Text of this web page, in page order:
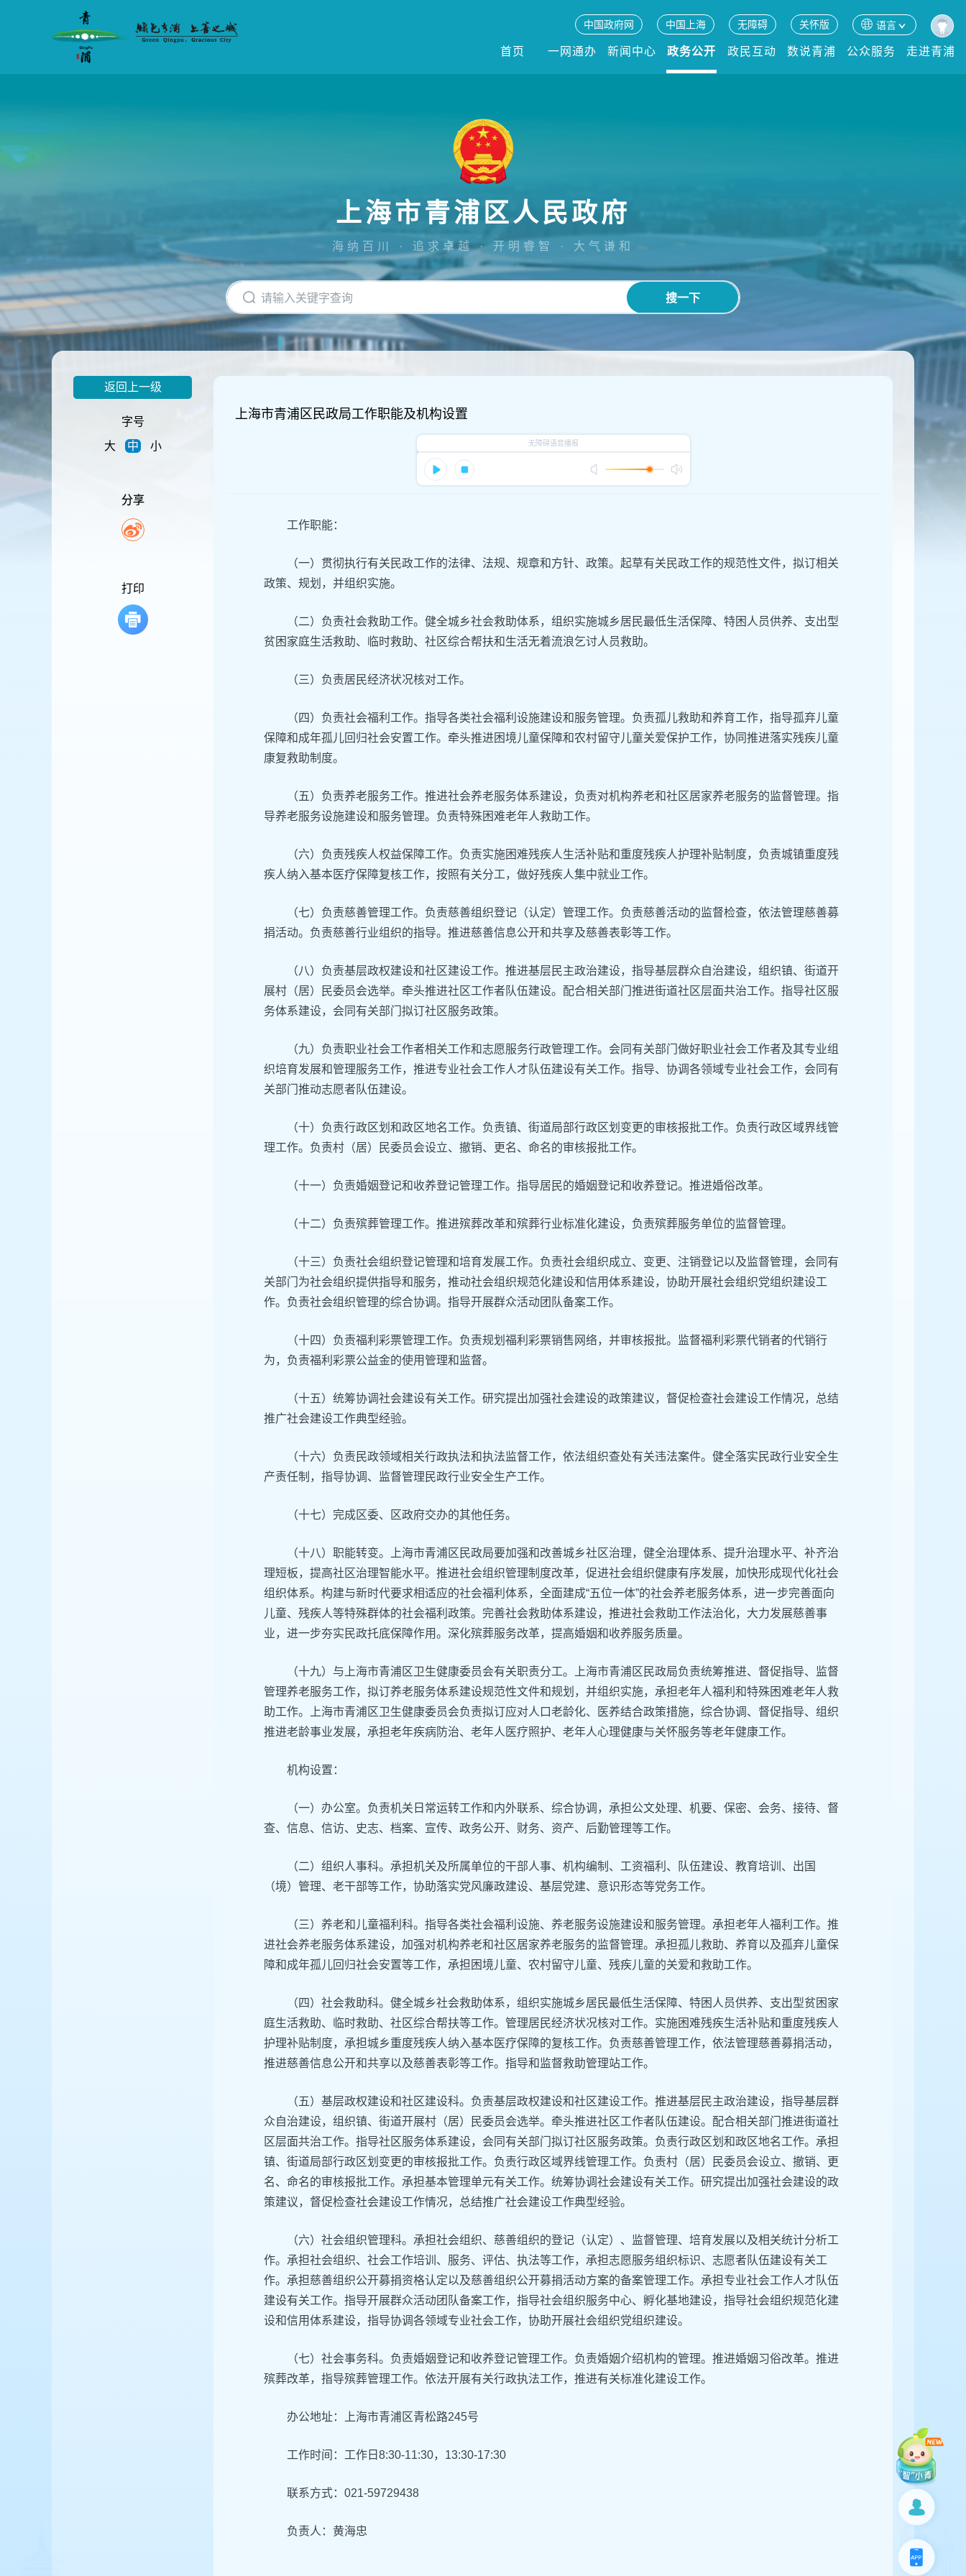
网
主
要
内
容
区
域
中国政府网 中国上海 无障碍 关怀版 语言
首页 一网通办 新闻中心 政务公开 政民互动 数说青浦 公众服务 走进青浦
上海市青浦区人民政府
海纳百川 · 追求卓越 · 开明睿智 · 大气谦和
搜一下
返回上一级
字号
大
中 小
分享
打印
上海市青浦区民政局工作职能及机构设置
工作职能：
（一）贯彻执行有关民政工作的法律、法规、规章和方针、政策。起草有关民政工作的规范性文件，拟订相关
政策、规划，并组织实施。
（二）负责社会救助工作。健全城乡社会救助体系，组织实施城乡居民最低生活保障、特困人员供养、支出型
贫困家庭生活救助、临时救助、社区综合帮扶和生活无着流浪乞讨人员救助。
（三）负责居民经济状况核对工作。
（四）负责社会福利工作。指导各类社会福利设施建设和服务管理。负责孤儿救助和养育工作，指导孤弃儿童
保障和成年孤儿回归社会安置工作。牵头推进困境儿童保障和农村留守儿童关爱保护工作，协同推进落实残疾儿童
康复救助制度。
（五）负责养老服务工作。推进社会养老服务体系建设，负责对机构养老和社区居家养老服务的监督管理。指
导养老服务设施建设和服务管理。负责特殊困难老年人救助工作。
（六）负责残疾人权益保障工作。负责实施困难残疾人生活补贴和重度残疾人护理补贴制度，负责城镇重度残
疾人纳入基本医疗保障复核工作，按照有关分工，做好残疾人集中就业工作。
（七）负责慈善管理工作。负责慈善组织登记（认定）管理工作。负责慈善活动的监督检查，依法管理慈善募
捐活动。负责慈善行业组织的指导。推进慈善信息公开和共享及慈善表彰等工作。
（八）负责基层政权建设和社区建设工作。推进基层民主政治建设，指导基层群众自治建设，组织镇、街道开
展村（居）民委员会选举。牵头推进社区工作者队伍建设。配合相关部门推进街道社区层面共治工作。指导社区服
务体系建设，会同有关部门拟订社区服务政策。
（九）负责职业社会工作者相关工作和志愿服务行政管理工作。会同有关部门做好职业社会工作者及其专业组
织培育发展和管理服务工作，推进专业社会工作人才队伍建设有关工作。指导、协调各领域专业社会工作，会同有
关部门推动志愿者队伍建设。
（十）负责行政区划和政区地名工作。负责镇、街道局部行政区划变更的审核报批工作。负责行政区域界线管
理工作。负责村（居）民委员会设立、撤销、更名、命名的审核报批工作。
（十一）负责婚姻登记和收养登记管理工作。指导居民的婚姻登记和收养登记。推进婚俗改革。
（十二）负责殡葬管理工作。推进殡葬改革和殡葬行业标准化建设，负责殡葬服务单位的监督管理。
（十三）负责社会组织登记管理和培育发展工作。负责社会组织成立、变更、注销登记以及监督管理，会同有
关部门为社会组织提供指导和服务，推动社会组织规范化建设和信用体系建设，协助开展社会组织党组织建设工
作。负责社会组织管理的综合协调。指导开展群众活动团队备案工作。
（十四）负责福利彩票管理工作。负责规划福利彩票销售网络，并审核报批。监督福利彩票代销者的代销行
为，负责福利彩票公益金的使用管理和监督。
（十五）统筹协调社会建设有关工作。研究提出加强社会建设的政策建议，督促检查社会建设工作情况，总结
推广社会建设工作典型经验。
（十六）负责民政领域相关行政执法和执法监督工作，依法组织查处有关违法案件。健全落实民政行业安全生
产责任制，指导协调、监督管理民政行业安全生产工作。
（十七）完成区委、区政府交办的其他任务。
（十八）职能转变。上海市青浦区民政局要加强和改善城乡社区治理，健全治理体系、提升治理水平、补齐治
理短板，提高社区治理智能水平。推进社会组织管理制度改革，促进社会组织健康有序发展，加快形成现代化社会
组织体系。构建与新时代要求相适应的社会福利体系，全面建成“五位一体”的社会养老服务体系，进一步完善面向
儿童、残疾人等特殊群体的社会福利政策。完善社会救助体系建设，推进社会救助工作法治化，大力发展慈善事
业，进一步夯实民政托底保障作用。深化殡葬服务改革，提高婚姻和收养服务质量。
（十九）与上海市青浦区卫生健康委员会有关职责分工。上海市青浦区民政局负责统筹推进、督促指导、监督
管理养老服务工作，拟订养老服务体系建设规范性文件和规划，并组织实施，承担老年人福利和特殊困难老年人救
助工作。上海市青浦区卫生健康委员会负责拟订应对人口老龄化、医养结合政策措施，综合协调、督促指导、组织
推进老龄事业发展，承担老年疾病防治、老年人医疗照护、老年人心理健康与关怀服务等老年健康工作。
机构设置：
（一）办公室。负责机关日常运转工作和内外联系、综合协调，承担公文处理、机要、保密、会务、接待、督
查、信息、信访、史志、档案、宣传、政务公开、财务、资产、后勤管理等工作。
（二）组织人事科。承担机关及所属单位的干部人事、机构编制、工资福利、队伍建设、教育培训、出国
（境）管理、老干部等工作，协助落实党风廉政建设、基层党建、意识形态等党务工作。
（三）养老和儿童福利科。指导各类社会福利设施、养老服务设施建设和服务管理。承担老年人福利工作。推
进社会养老服务体系建设，加强对机构养老和社区居家养老服务的监督管理。承担孤儿救助、养育以及孤弃儿童保
障和成年孤儿回归社会安置等工作，承担困境儿童、农村留守儿童、残疾儿童的关爱和救助工作。
（四）社会救助科。健全城乡社会救助体系，组织实施城乡居民最低生活保障、特困人员供养、支出型贫困家
庭生活救助、临时救助、社区综合帮扶等工作。管理居民经济状况核对工作。实施困难残疾生活补贴和重度残疾人
护理补贴制度，承担城乡重度残疾人纳入基本医疗保障的复核工作。负责慈善管理工作，依法管理慈善募捐活动，
推进慈善信息公开和共享以及慈善表彰等工作。指导和监督救助管理站工作。
（五）基层政权建设和社区建设科。负责基层政权建设和社区建设工作。推进基层民主政治建设，指导基层群
众自治建设，组织镇、街道开展村（居）民委员会选举。牵头推进社区工作者队伍建设。配合相关部门推进街道社
区层面共治工作。指导社区服务体系建设，会同有关部门拟订社区服务政策。负责行政区划和政区地名工作。承担
镇、街道局部行政区划变更的审核报批工作。负责行政区域界线管理工作。负责村（居）民委员会设立、撤销、更
名、命名的审核报批工作。承担基本管理单元有关工作。统筹协调社会建设有关工作。研究提出加强社会建设的政
策建议，督促检查社会建设工作情况，总结推广社会建设工作典型经验。
（六）社会组织管理科。承担社会组织、慈善组织的登记（认定）、监督管理、培育发展以及相关统计分析工
作。承担社会组织、社会工作培训、服务、评估、执法等工作，承担志愿服务组织标识、志愿者队伍建设有关工
作。承担慈善组织公开募捐资格认定以及慈善组织公开募捐活动方案的备案管理工作。承担专业社会工作人才队伍
建设有关工作。指导开展群众活动团队备案工作，指导社会组织服务中心、孵化基地建设，指导社会组织规范化建
设和信用体系建设，指导协调各领域专业社会工作，协助开展社会组织党组织建设。
（七）社会事务科。负责婚姻登记和收养登记管理工作。负责婚姻介绍机构的管理。推进婚姻习俗改革。推进
殡葬改革，指导殡葬管理工作。依法开展有关行政执法工作，推进有关标准化建设工作。
办公地址： 上海市青浦区青松路245号
工作时间：工作日8:30-11:30，13:30-17:30
联系方式：021-59729438
负责人：黄海忠